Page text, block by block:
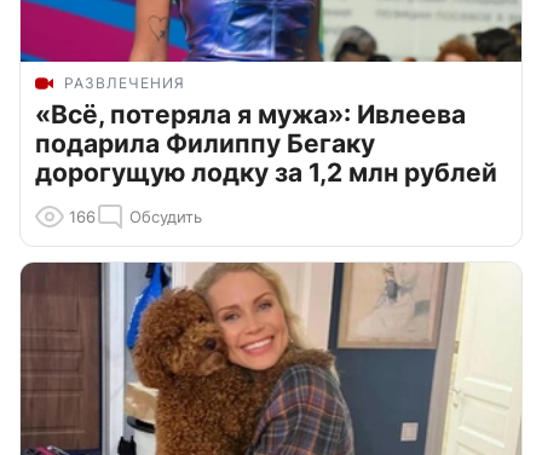
РАЗВЛЕЧЕНИЯ
«Всё, потеряла я мужа»: Ивлеева
подарила Филиппу Бегаку
дорогущую лодку за 1,2 млн рублей
166 Обсудить